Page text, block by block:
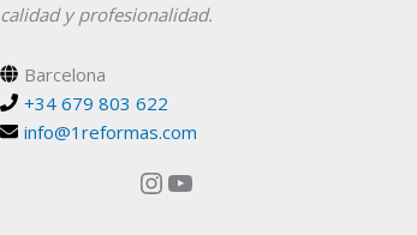
calidad y profesionalidad.
Barcelona
+34 679 803 622
info@1reformas.com